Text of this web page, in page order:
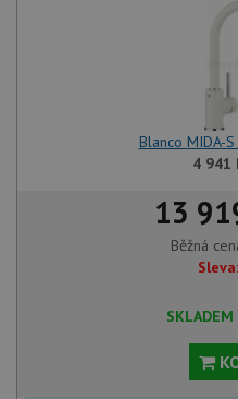
Blanco MIDA-
4 941
13
Běžná
Sleva:
SKLADEM